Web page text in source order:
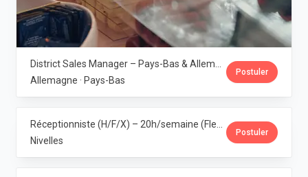
Allemagne · Pays-Bas
Postuler
Nivelles
Postuler